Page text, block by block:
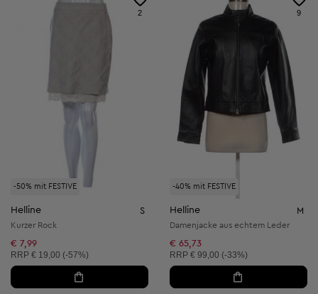
-50% mit FESTIVE
2
Helline S
Kurzer Rock
€ 7,99
Unverbindliche Preisempfehlung:
RRP € 19,00 (-57%)
-40% mit FESTIVE
9
Helline M
Damenjacke aus echtem Leder
€ 65,73
Unverbindliche Preisempfehlung:
RRP € 99,00 (-33%)